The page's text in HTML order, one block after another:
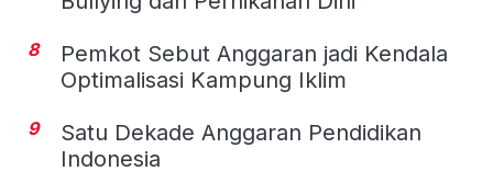
8
Pemkot Sebut Anggaran jadi Kendala
Optimalisasi Kampung Iklim
9
Satu Dekade Anggaran Pendidikan
Indonesia